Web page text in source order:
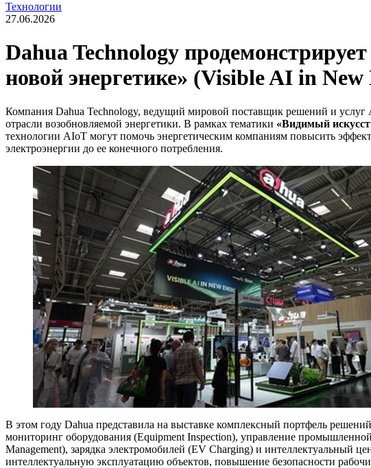
Технологии
27.06.2026
Dahua Technology
новой энергетике» (Visible AI in
Компания Dahua Technology, ведущий мировой поставщик решений и услуг
отрасли возобновляемой энергетики. В рамках тематики «Видимый
технологии AIoT могут помочь энергетическим компаниям повысить
электроэнергии до ее конечного потребления.
В этом году Dahua представила на выставке комплексный портфель
мониторинг оборудования (Equipment Inspection), управление
Management), зарядка электромобилей (EV Charging) и интеллектуальный
интеллектуальную эксплуатацию объектов, повышение безопасности